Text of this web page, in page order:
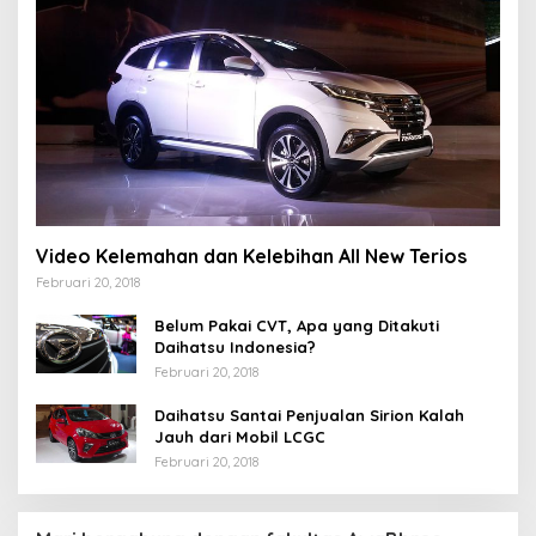
Video Kelemahan dan Kelebihan All New Terios
Februari 20, 2018
Belum Pakai CVT, Apa yang Ditakuti
Daihatsu Indonesia?
Februari 20, 2018
Daihatsu Santai Penjualan Sirion Kalah
Jauh dari Mobil LCGC
Februari 20, 2018